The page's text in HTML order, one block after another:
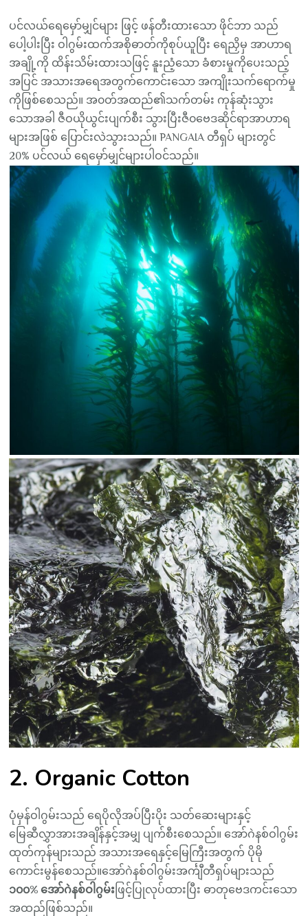
ပင်လယ်ရေမှော်မျှင်များ ဖြင့် ဖန်တီးထားသော ဖိုင်ဘာ သည်
ပေါ့ပါးပြီး ဝါဂွမ်းထက်အစိုဓာတ်ကိုစုပ်ယူပြီး ရေညှိမှ အာဟာရ
အချို့ကို ထိန်းသိမ်းထားသဖြင့် နူးညံ့သော ခံစားမှုကိုပေးသည့်
အပြင် အသားအရေအတွက်ကောင်းသော အကျိုးသက်ရောက်မှု
ကိုဖြစ်စေသည်။ အ၀တ်အထည်၏သက်တမ်း ကုန်ဆုံးသွား
သောအခါ ဇီဝယိုယွင်းပျက်စီး သွားပြီးဇီ၀ဗေဒဆိုင်ရာအာဟာရ
များအဖြစ် ပြောင်းလဲသွားသည်။ PANGAIA တီရှပ် များတွင်
20% ပင်လယ် ရေမှော်မျှင်များပါဝင်သည်။
2. Organic Cotton
ပုံမှန်ဝါဂွမ်းသည် ရေပိုလိုအပ်ပြီးပိုး သတ်ဆေးများနှင့်
မြေဆီလွှာအားအချိန်နှင့်အမျှ ပျက်စီးစေသည်။ အော်ဂဲနစ်ဝါဂွမ်း
ထုတ်ကုန်များသည် အသားအရေနှင့်မြေကြီးအတွက် ပိုမို
ကောင်းမွန်စေသည်။အော်ဂဲနစ်ဝါဂွမ်းအင်္ကျီတီရှပ်များသည်
၁၀၀% အော်ဂဲနစ်ဝါဂွမ်း ဖြင့်ပြုလုပ်ထားပြီး ဓာတုဗေဒကင်းသော
အထည်ဖြစ်သည်။